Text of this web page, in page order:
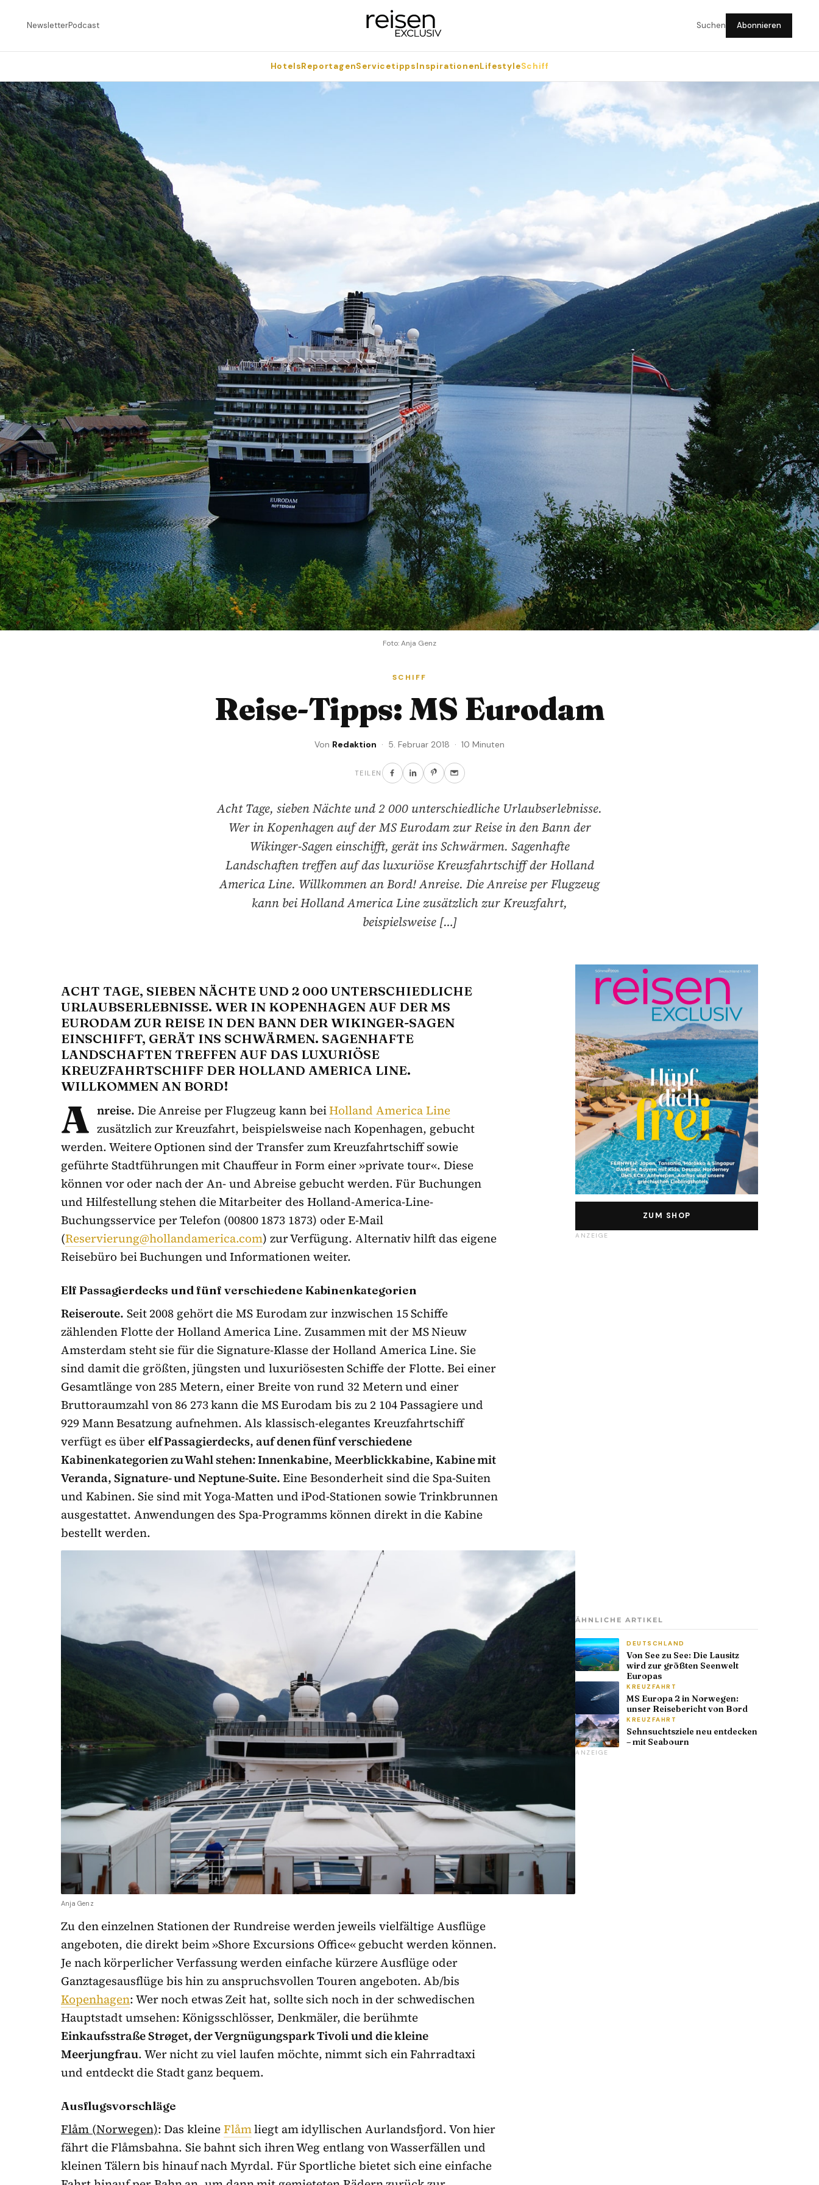
NewsletterPodcast Suchen Abonnieren
HotelsReportagenServicetippsInspirationenLifestyleSchiff
Foto: Anja Genz
SCHIFF
Reise-Tipps: MS Eurodam
Von Redaktion · 5. Februar 2018 · 10 Minuten
TEILEN
Acht Tage, sieben Nächte und 2 000 unterschiedliche Urlaubserlebnisse.
Wer in Kopenhagen auf der MS Eurodam zur Reise in den Bann der
Wikinger-Sagen einschifft, gerät ins Schwärmen. Sagenhafte
Landschaften treffen auf das luxuriöse Kreuzfahrtschiff der Holland
America Line. Willkommen an Bord! Anreise. Die Anreise per Flugzeug
kann bei Holland America Line zusätzlich zur Kreuzfahrt,
beispielsweise […]
ACHT TAGE, SIEBEN NÄCHTE UND 2 000 UNTERSCHIEDLICHE
URLAUBSERLEBNISSE. WER IN KOPENHAGEN AUF DER MS
EURODAM ZUR REISE IN DEN BANN DER WIKINGER-SAGEN
EINSCHIFFT, GERÄT INS SCHWÄRMEN. SAGENHAFTE
LANDSCHAFTEN TREFFEN AUF DAS LUXURIÖSE
KREUZFAHRTSCHIFF DER HOLLAND AMERICA LINE.
WILLKOMMEN AN BORD!
A nreise. Die Anreise per Flugzeug kann beiHolland America Line
zusätzlich zur Kreuzfahrt, beispielsweise nach Kopenhagen, gebucht
werden. Weitere Optionen sind der Transfer zum Kreuzfahrtschiff sowie
geführte Stadtführungen mit Chauffeur in Form einer »private tour«. Diese
können vor oder nach der An- und Abreise gebucht werden. Für Buchungen
und Hilfestellung stehen die Mitarbeiter des Holland-America-Line-
Buchungsservice per Telefon (00800 1873 1873) oder E-Mail
(Reservierung@hollandamerica.com) zur Verfügung. Alternativ hilft das eigene
Reisebüro bei Buchungen und Informationen weiter.
Elf Passagierdecks und fünf verschiedene Kabinenkategorien
Reiseroute. Seit 2008 gehört die MS Eurodam zur inzwischen 15 Schiffe
zählenden Flotte der Holland America Line. Zusammen mit der MS Nieuw
Amsterdam steht sie für die Signature-Klasse der Holland America Line. Sie
sind damit die größten, jüngsten und luxuriösesten Schiffe der Flotte. Bei einer
Gesamtlänge von 285 Metern, einer Breite von rund 32 Metern und einer
Bruttoraumzahl von 86 273 kann die MS Eurodam bis zu 2 104 Passagiere und
929 Mann Besatzung aufnehmen. Als klassisch-elegantes Kreuzfahrtschiff
verfügt es überelf Passagierdecks, auf denen fünf verschiedene
Kabinenkategorien zu Wahl stehen: Innenkabine, Meerblickkabine, Kabine mit
Veranda, Signature- und Neptune-Suite.Eine Besonderheit sind die Spa-Suiten
und Kabinen. Sie sind mit Yoga-Matten und iPod-Stationen sowie Trinkbrunnen
ausgestattet. Anwendungen des Spa-Programms können direkt in die Kabine
bestellt werden.
Anja Genz
Zu den einzelnen Stationen der Rundreise werden jeweils vielfältige Ausflüge
angeboten, die direkt beim »Shore Excursions Office« gebucht werden können.
Je nach körperlicher Verfassung werden einfache kürzere Ausflüge oder
Ganztagesausflüge bis hin zu anspruchsvollen Touren angeboten. Ab/bis
Kopenhagen: Wer noch etwas Zeit hat, sollte sich noch in der schwedischen
Hauptstadt umsehen: Königsschlösser, Denkmäler, die berühmte
Einkaufsstraße Strøget, der Vergnügungspark Tivoli und die kleine
Meerjungfrau. Wer nicht zu viel laufen möchte, nimmt sich ein Fahrradtaxi
und entdeckt die Stadt ganz bequem.
Ausflugsvorschläge
Flåm (Norwegen): Das kleineFlåmliegt am idyllischen Aurlandsfjord. Von hier
fährt die Flåmsbahna. Sie bahnt sich ihren Weg entlang von Wasserfällen und
kleinen Tälern bis hinauf nach Myrdal. Für Sportliche bietet sich eine einfache
ZUM SHOP
ANZEIGE
ÄHNLICHE ARTIKEL
DEUTSCHLAND
Von See zu See: Die Lausitz
wird zur größten Seenwelt
Europas
KREUZFAHRT
MS Europa 2 in Norwegen:
unser Reisebericht von Bord
KREUZFAHRT
Sehnsuchtsziele neu entdecken
– mit Seabourn
ANZEIGE